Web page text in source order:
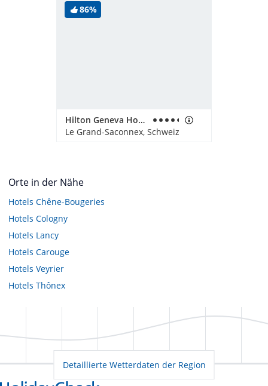
86%
Hilton Geneva Hotel & Conference Centre
Le Grand-Saconnex, Schweiz
Orte in der Nähe
Hotels Chêne-Bougeries
Hotels Cologny
Hotels Lancy
Hotels Carouge
Hotels Veyrier
Hotels Thônex
Detaillierte Wetterdaten der Region